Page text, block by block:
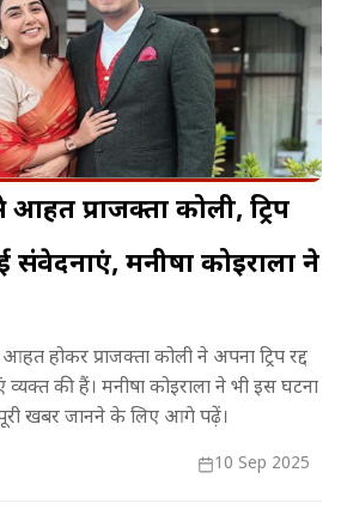
आहत प्राजक्ता कोली, ट्रिप
मनीषा कोइराला ने
होकर प्राजक्ता कोली ने अपना ट्रिप रद्द
की हैं। मनीषा कोइराला ने भी इस घटना
खबर जानने के लिए आगे पढ़ें।
10 Sep 2025